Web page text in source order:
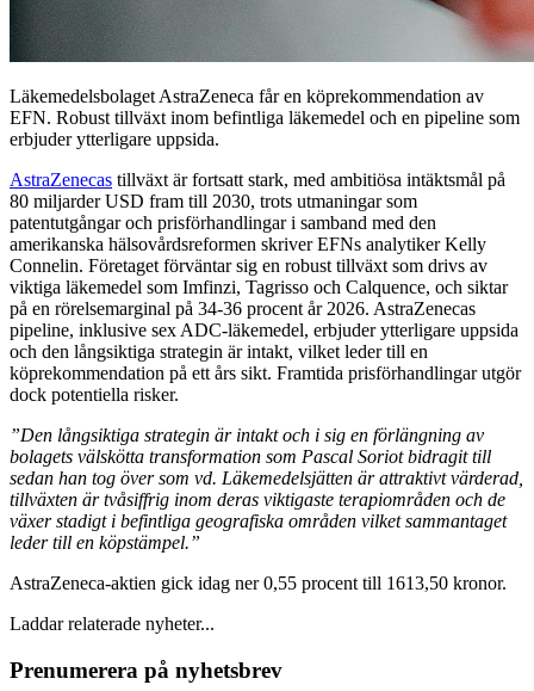
Läkemedelsbolaget AstraZeneca får en köprekommendation av
EFN. Robust tillväxt inom befintliga läkemedel och en pipeline som
erbjuder ytterligare uppsida.
AstraZenecas tillväxt är fortsatt stark, med ambitiösa intäktsmål på
80 miljarder USD fram till 2030, trots utmaningar som
patentutgångar och prisförhandlingar i samband med den
amerikanska hälsovårdsreformen skriver EFNs analytiker Kelly
Connelin. Företaget förväntar sig en robust tillväxt som drivs av
viktiga läkemedel som Imfinzi, Tagrisso och Calquence, och siktar
på en rörelsemarginal på 34-36 procent år 2026. AstraZenecas
pipeline, inklusive sex ADC-läkemedel, erbjuder ytterligare uppsida
och den långsiktiga strategin är intakt, vilket leder till en
köprekommendation på ett års sikt. Framtida prisförhandlingar utgör
dock potentiella risker.
”Den långsiktiga strategin är intakt och i sig en förlängning av
bolagets välskötta transformation som Pascal Soriot bidragit till
sedan han tog över som vd. Läkemedelsjätten är attraktivt värderad,
tillväxten är tvåsiffrig inom deras viktigaste terapiområden och de
växer stadigt i befintliga geografiska områden vilket sammantaget
leder till en köpstämpel.”
AstraZeneca-aktien gick idag ner 0,55 procent till 1613,50 kronor.
Laddar relaterade nyheter...
Prenumerera på nyhetsbrev